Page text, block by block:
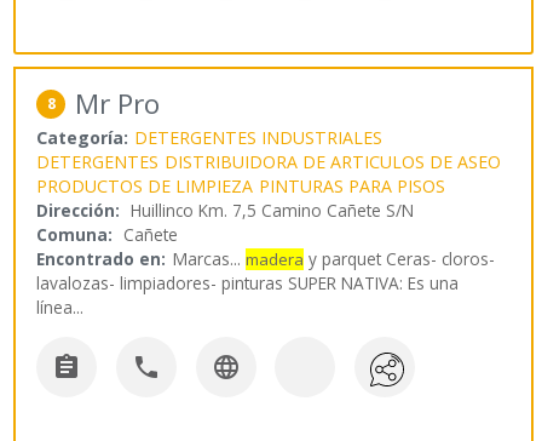
8 Mr Pro
Categoría: DETERGENTES INDUSTRIALES
DETERGENTES DISTRIBUIDORA DE ARTICULOS DE ASEO
PRODUCTOS DE LIMPIEZA PINTURAS PARA PISOS
Dirección: Huillinco Km. 7,5 Camino Cañete S/N
Comuna: Cañete
Encontrado en: Marcas...madera y parquet Ceras- cloros-
lavalozas- limpiadores- pinturas SUPER NATIVA: Es una
línea...
  